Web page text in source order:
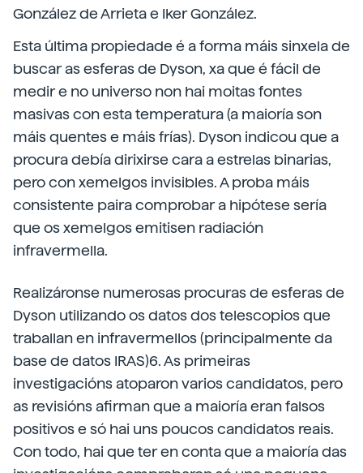
González de Arrieta e Iker González.
Esta última propiedade é a forma máis sinxela de
buscar as esferas de Dyson, xa que é fácil de
medir e no universo non hai moitas fontes
masivas con esta temperatura (a maioría son
máis quentes e máis frías). Dyson indicou que a
procura debía dirixirse cara a estrelas binarias,
pero con xemelgos invisibles. A proba máis
consistente paira comprobar a hipótese sería
que os xemelgos emitisen radiación
infravermella.
Realizáronse numerosas procuras de esferas de
Dyson utilizando os datos dos telescopios que
traballan en infravermellos (principalmente da
base de datos IRAS)6. As primeiras
investigacións atoparon varios candidatos, pero
as revisións afirman que a maioría eran falsos
positivos e só hai uns poucos candidatos reais.
Con todo, hai que ter en conta que a maioría das